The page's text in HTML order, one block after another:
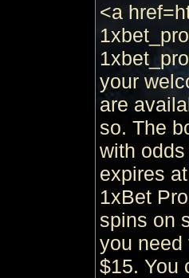
<a
your
are
so. The
with
expires
1xBet
spins on
you need
$15. You